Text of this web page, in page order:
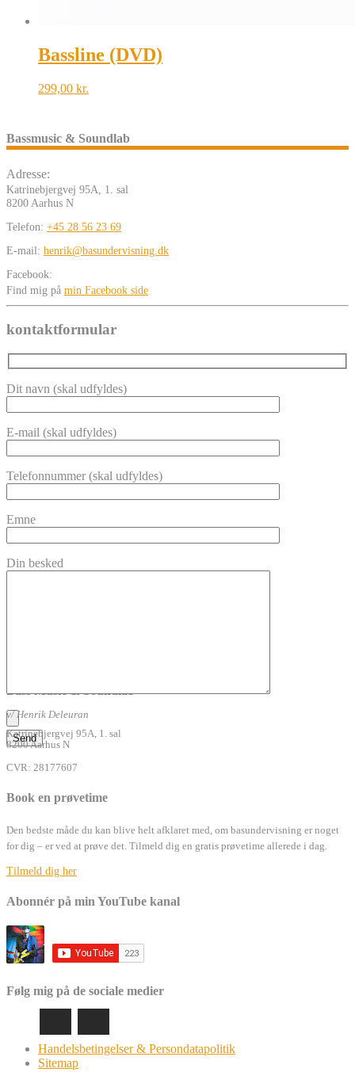
Bassline (DVD)
299,00 kr.
Bassmusic & Soundlab
Adresse:
Katrinebjergvej 95A, 1. sal
8200 Aarhus N
Telefon: +45 28 56 23 69
E-mail: henrik@basundervisning.dk
Facebook:
Find mig på min Facebook side
kontaktformular
Dit navn (skal udfyldes)
E-mail (skal udfyldes)
Telefonnummer (skal udfyldes)
Emne
Din besked
Bass Music & Soundlab
v/ Henrik Deleuran
Katrinebjergvej 95A, 1. sal
8200 Aarhus N
CVR: 28177607
Book en prøvetime
Den bedste måde du kan blive helt afklaret med, om basundervisning er noget
for dig – er ved at prøve det. Tilmeld dig en gratis prøvetime allerede i dag.
Tilmeld dig her
Abonnér på min YouTube kanal
Følg mig på de sociale medier
Handelsbetingelser & Persondatapolitik
Sitemap